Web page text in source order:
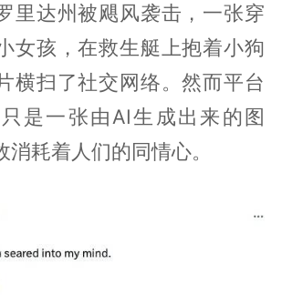
里达州被飓风袭击，一张穿
女孩，在救生艇上抱着小狗
横扫了社交网络。然而平台
是一张由AI生成出来的图
消耗着人们的同情心。